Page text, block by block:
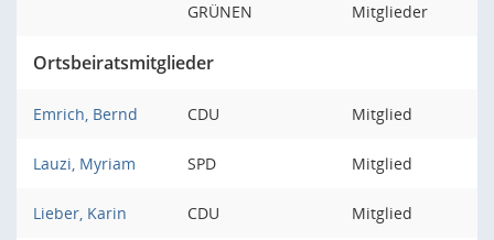
GRÜNEN
Mitglieder
Ortsbeiratsmitglieder
Emrich, Bernd CDU Mitglied
Lauzi, Myriam SPD Mitglied
Lieber, Karin CDU Mitglied